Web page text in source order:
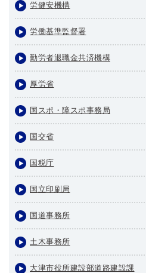
労健安機構
労働基準監督署
勤労者退職金共済機構
厚労省
国スポ・障スポ事務局
国交省
国税庁
国立印刷局
国道事務所
土木事務所
大津市役所建設部道路建設課